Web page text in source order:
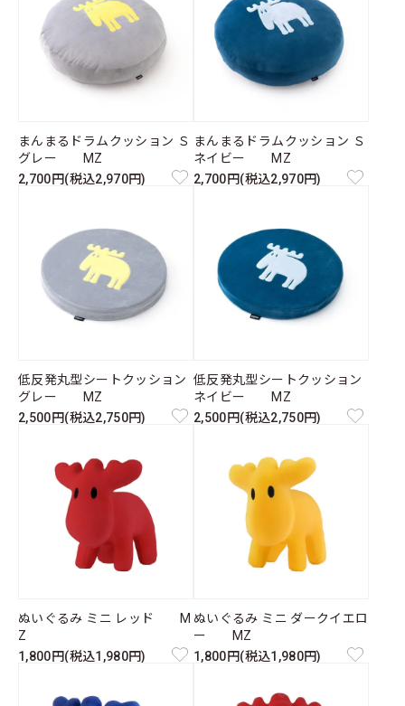
まんまるドラムクッション Ｓ
グレー MZ
2,700円(税込2,970円)
まんまるドラムクッション Ｓ
ネイビー MZ
2,700円(税込2,970円)
低反発丸型シートクッション
グレー MZ
2,500円(税込2,750円)
低反発丸型シートクッション
ネイビー MZ
2,500円(税込2,750円)
ぬいぐるみ ミニ レッド M
Z
1,800円(税込1,980円)
ぬいぐるみ ミニ ダークイエロ
ー MZ
1,800円(税込1,980円)